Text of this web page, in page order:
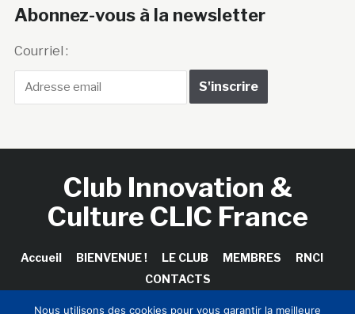
Abonnez-vous à la newsletter
Courriel :
Club Innovation &
Culture CLIC France
Accueil BIENVENUE ! LE CLUB MEMBRES
RNCI
CONTACTS
Nous utilisons des cookies pour vous garantir la meilleure